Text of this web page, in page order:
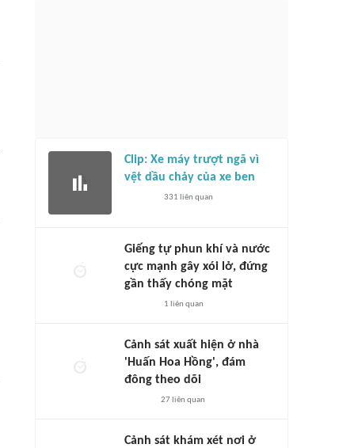
Clip: Xe máy trượt ngã vì
vệt dầu chảy của xe ben
331 liên quan
Giếng tự phun khí và nước
cực mạnh gây xói lở, đứng
gần thấy chóng mặt
1 liên quan
Cảnh sát xuất hiện ở nhà
'Huấn Hoa Hồng', đám
đông theo dõi
27liên quan
Cảnh sát khám xét nơi ở